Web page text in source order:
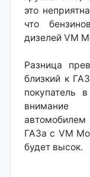
это
что
дизелей VM
Разница
близкий к
покупатель
внимание
ГАЗа c VM
будет высок.